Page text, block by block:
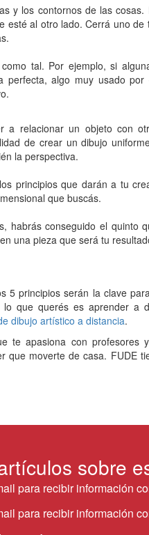
y los contornos de las cosas.
esté al otro lado. Cerrá uno de
tal. Por ejemplo, si
algo muy usado por
a relacionar un objeto con
de crear un dibujo
la perspectiva.
principios que darán a tu
que buscás.
habrás conseguido el quinto
una pieza que será tu
5 principios serán la clave
que querés es aprender a
dibujo artístico a distancia.
te apasiona con profesores
que moverte de casa. FUDE
sobre
para recibir información
para recibir información